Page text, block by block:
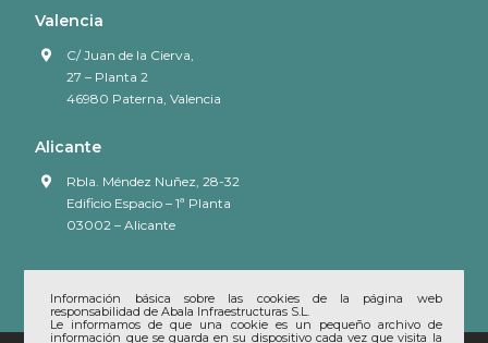
Valencia
C/ Juan de la Cierva,
27 – Planta 2
46980 Paterna, Valencia
Alicante
Rbla. Méndez Nuñez, 28-32
Edificio Espacio – 1ª Planta
03002 – Alicante
Información básica sobre las cookies de la página web
responsabilidad de Abala Infraestructuras S.L.
Le informamos de que una cookie es un pequeño archivo de
información que se guarda en su dispositivo cada vez que visita la